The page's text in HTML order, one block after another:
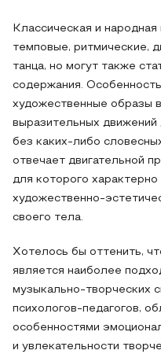
Классическая и
темповые, ритмические,
танца, но могут также
содержания.
художественные образы
выразительных
без каких-либо
отвечает двигательной
для которого
художественно-
своего тела.
Хотелось бы оттенить,
является наиболее
музыкально-творческих
психологов-педагогов,
особенностями
и увлекательности